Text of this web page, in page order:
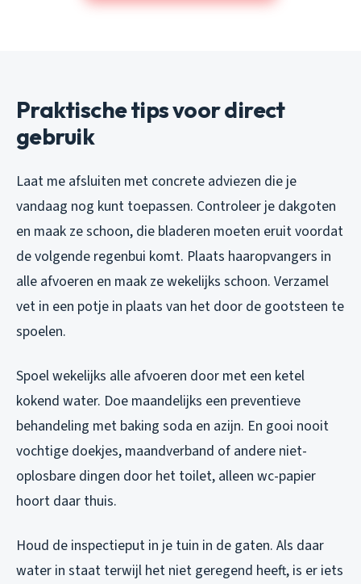
Praktische tips voor direct
gebruik
Laat me afsluiten met concrete adviezen die je
vandaag nog kunt toepassen. Controleer je dakgoten
en maak ze schoon, die bladeren moeten eruit voordat
de volgende regenbui komt. Plaats haaropvangers in
alle afvoeren en maak ze wekelijks schoon. Verzamel
vet in een potje in plaats van het door de gootsteen te
spoelen.
Spoel wekelijks alle afvoeren door met een ketel
kokend water. Doe maandelijks een preventieve
behandeling met baking soda en azijn. En gooi nooit
vochtige doekjes, maandverband of andere niet-
oplosbare dingen door het toilet, alleen wc-papier
hoort daar thuis.
Houd de inspectieput in je tuin in de gaten. Als daar
water in staat terwijl het niet geregend heeft, is er iets